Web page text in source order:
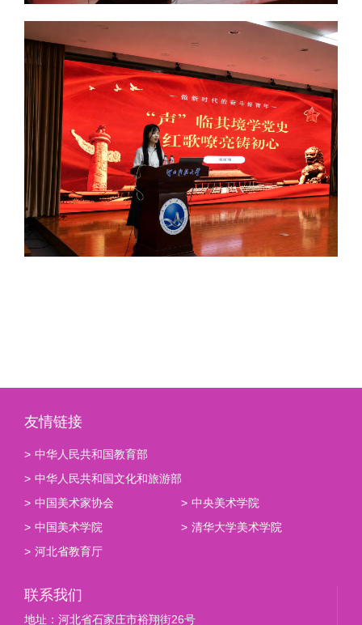
友情链接
> 中华人民共和国教育部
> 中华人民共和国文化和旅游部
> 中国美术家协会 > 中央美术学院
> 中国美术学院 > 清华大学美术学院
> 河北省教育厅
联系我们
地址：河北省石家庄市裕翔街26号